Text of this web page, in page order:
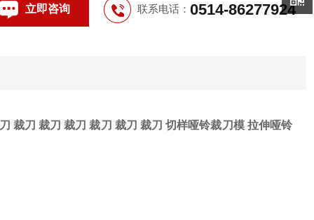
立即咨询 联系电话： 0514-86277924
裁刀 裁刀 裁刀 裁刀 裁刀 裁刀 切样哑铃裁刀模 拉伸哑铃